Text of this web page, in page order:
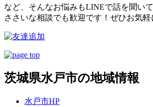
など、そんなお悩みもLINEで話を聞い
ささいな相談でも歓迎です！ぜひお気
茨城県水戸市の地域情報
水戸市HP